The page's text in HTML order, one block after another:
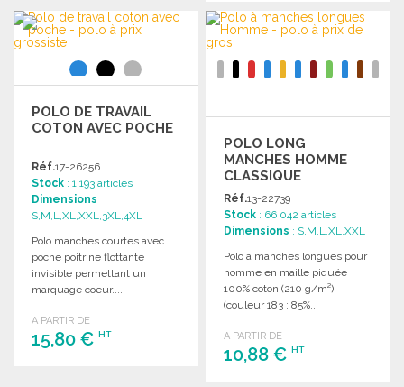
Demander un devis
COMMANDER
Demander un devis
POLO DE TRAVAIL
COTON AVEC POCHE
Réf.17-26256
Stock : 1 193 articles
Dimensions :
S,M,L,XL,XXL,3XL,4XL
Polo manches courtes avec
poche poitrine flottante
invisible permettant un
marquage coeur....
A PARTIR DE
15,80 € HT
POLO LONG
MANCHES HOMME
CLASSIQUE
Réf.13-22739
Stock : 66 042 articles
Dimensions : S,M,L,XL,XXL
Polo à manches longues pour
homme en maille piquée
100% coton (210 g/m²)
(couleur 183 : 85%...
A PARTIR DE
10,88 €HT